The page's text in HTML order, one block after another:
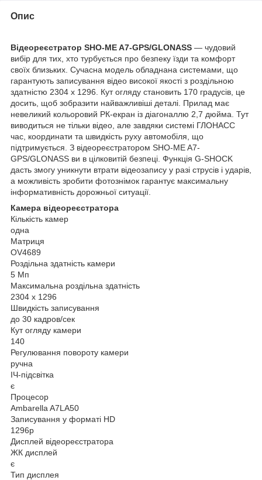
Опис
Відеореєстратор SHO-ME A7-GPS/GLONASS — чудовий
вибір для тих, хто турбується про безпеку їзди та комфорт
своїх близьких. Сучасна модель обладнана системами, що
гарантують записування відео високої якості з роздільною
здатністю 2304 х 1296. Кут огляду становить 170 градусів, це
досить, щоб зобразити найважливіші деталі. Прилад має
невеликий кольоровий РК-екран із діагоналлю 2,7 дюйма. Тут
виводиться не тільки відео, але завдяки системі ГЛОНАСС
час, координати та швидкість руху автомобіля, що
підтримується. З відеореєстратором SHO-ME A7-
GPS/GLONASS ви в цілковитій безпеці. Функція G-SHOCK
дасть змогу уникнути втрати відеозапису у разі струсів і ударів,
а можливість зробити фотознімок гарантує максимальну
інформативність дорожньої ситуації.
Камера відеореєстратора
Кількість камер
одна
Матриця
OV4689
Роздільна здатність камери
5 Мп
Максимальна роздільна здатність
2304 х 1296
Швидкість записування
до 30 кадров/сек
Кут огляду камери
140
Регулювання повороту камери
ручна
ІЧ-підсвітка
є
Процесор
Ambarella A7LA50
Записування у форматі HD
1296p
Дисплей відеореєстратора
ЖК дисплей
є
Тип дисплея